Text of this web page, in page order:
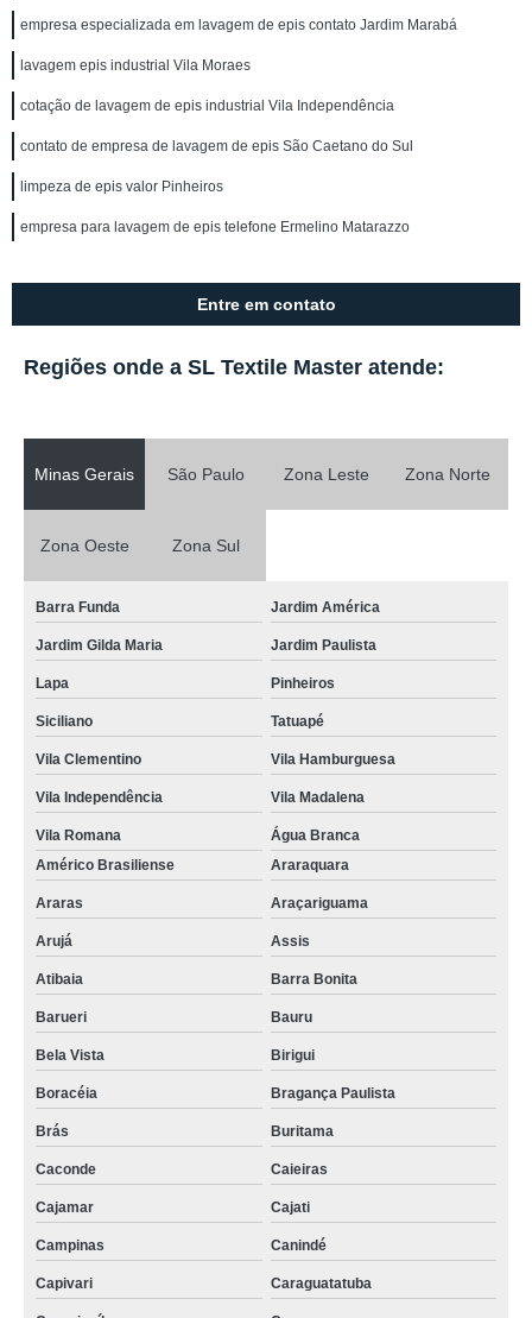
empresa especializada em lavagem de epis contato Jardim Marabá
lavagem epis industrial Vila Moraes
cotação de lavagem de epis industrial Vila Independência
contato de empresa de lavagem de epis São Caetano do Sul
limpeza de epis valor Pinheiros
empresa para lavagem de epis telefone Ermelino Matarazzo
Entre em contato
Regiões onde a SL Textile Master atende:
Minas Gerais São Paulo Zona Leste Zona Norte
Zona Oeste Zona Sul
Barra Funda Jardim América
Jardim Gilda Maria Jardim Paulista
Lapa Pinheiros
Siciliano Tatuapé
Vila Clementino Vila Hamburguesa
Vila Independência Vila Madalena
Vila Romana
Água Branca
Américo Brasiliense
Araraquara
Araras Araçariguama
Arujá Assis
Atibaia Barra Bonita
Barueri Bauru
Bela Vista Birigui
Boracéia Bragança Paulista
Brás Buritama
Caconde Caieiras
Cajamar Cajati
Campinas Canindé
Capivari Caraguatatuba